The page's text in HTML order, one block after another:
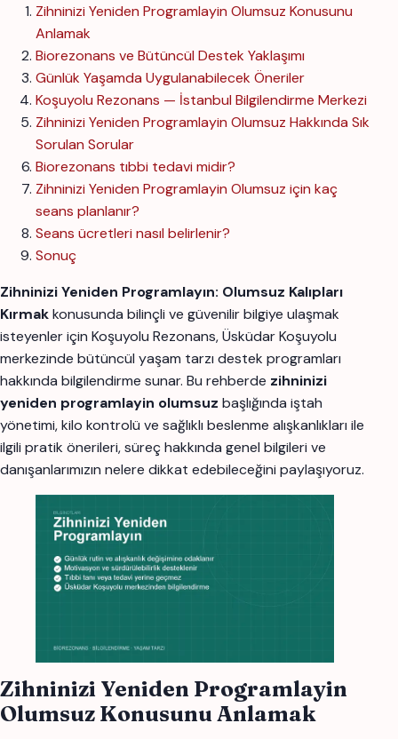
Zihninizi Yeniden Programlayin Olumsuz Konusunu
Anlamak
Biorezonans ve Bütüncül Destek Yaklaşımı
Günlük Yaşamda Uygulanabilecek Öneriler
Koşuyolu Rezonans — İstanbul Bilgilendirme Merkezi
Zihninizi Yeniden Programlayin Olumsuz Hakkında Sık
Sorulan Sorular
Biorezonans tıbbi tedavi midir?
Zihninizi Yeniden Programlayin Olumsuz için kaç
seans planlanır?
Seans ücretleri nasıl belirlenir?
Sonuç
Zihninizi Yeniden Programlayın: Olumsuz Kalıpları
Kırmakkonusunda bilinçli ve güvenilir bilgiye ulaşmak
isteyenler için Koşuyolu Rezonans, Üsküdar Koşuyolu
merkezinde bütüncül yaşam tarzı destek programları
hakkında bilgilendirme sunar. Bu rehberde zihninizi
yeniden programlayin olumsuz başlığında iştah
yönetimi, kilo kontrolü ve sağlıklı beslenme alışkanlıkları ile
ilgili pratik önerileri, süreç hakkında genel bilgileri ve
danışanlarımızın nelere dikkat edebileceğini paylaşıyoruz.
Zihninizi Yeniden Programlayin
Olumsuz Konusunu Anlamak